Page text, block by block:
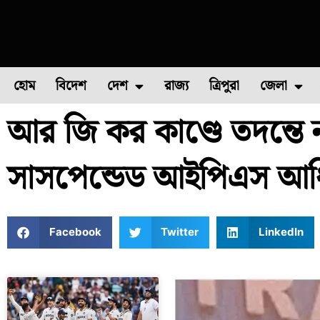
হোম বিদেশ দেশ
ফুল চাষ ফল চাষ মাছ চাষ পোল্ট্রি
রাজ্য ত্রিপুরা জেলা
উত্তর ২৪
আর জি কর কাণ্ডে
সাসপেন্ডেড আইপিএস
Facebook Twitter LinkedIn